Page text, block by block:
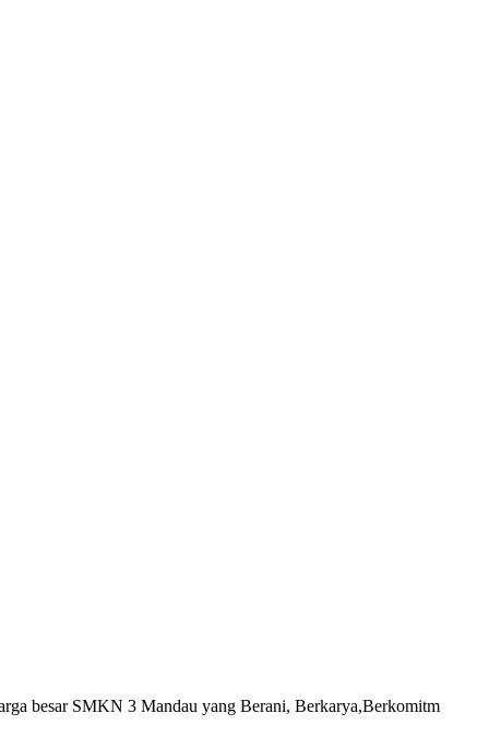
besar SMKN 3 Mandau yang Berani, Berkarya,Berkomitm